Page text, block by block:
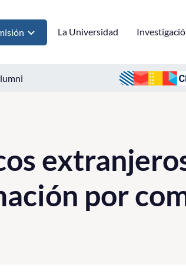
La Universidad
por